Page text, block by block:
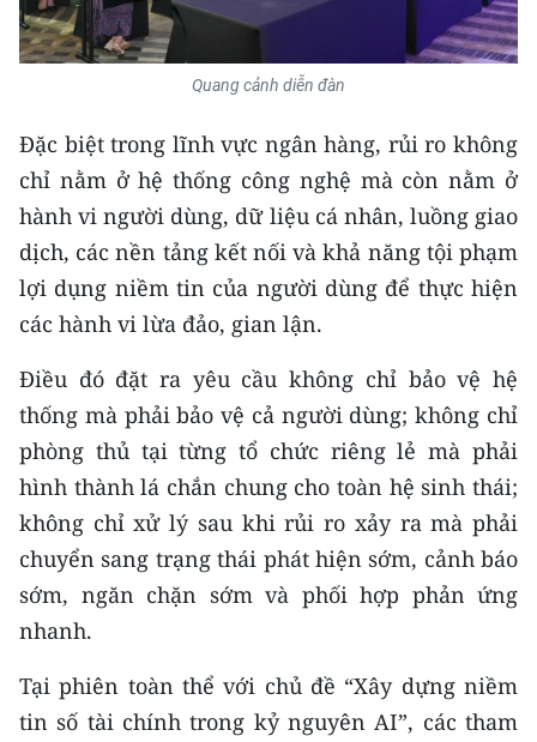
Quang cảnh diễn đàn
Đặc biệt trong lĩnh vực ngân hàng, rủi ro không
chỉ nằm ở hệ thống công nghệ mà còn nằm ở
hành vi người dùng, dữ liệu cá nhân, luồng giao
dịch, các nền tảng kết nối và khả năng tội phạm
lợi dụng niềm tin của người dùng để thực hiện
các hành vi lừa đảo, gian lận.
Điều đó đặt ra yêu cầu không chỉ bảo vệ hệ
thống mà phải bảo vệ cả người dùng; không chỉ
phòng thủ tại từng tổ chức riêng lẻ mà phải
hình thành lá chắn chung cho toàn hệ sinh thái;
không chỉ xử lý sau khi rủi ro xảy ra mà phải
chuyển sang trạng thái phát hiện sớm, cảnh báo
sớm, ngăn chặn sớm và phối hợp phản ứng
nhanh.
Tại phiên toàn thể với chủ đề “Xây dựng niềm
tin số tài chính trong kỷ nguyên AI”, các tham